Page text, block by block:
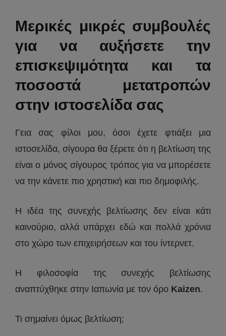
Μερικές μικρές συμβουλές
για να αυξήσετε την
επισκεψιμότητα και τα
ποσοστά μετατροπών
στην ιστοσελίδα σας
Γεια σας φίλοι μου, όσοι έχετε φτιάξει μια
ιστοσελίδα, σίγουρα θα ξέρετε ότι η βελτίωση της
είναι ο μόνος σίγουρος τρόπος για να μπορέσετε
να την κάνετε πιο χρηστική και πιο δημοφιλής.
Η ιδέα της συνεχής βελτίωσης δεν είναι κάτι
καινούριο, αλλά υπάρχει εδώ και πολλά χρόνια
στο χώρο των επιχειρήσεων και του ίντερνετ.
Η φιλοσοφία της συνεχής βελτίωσης
αναπτύχθηκε στην Ιαπωνία με τον όρο Kaizen.
Τι σημαίνει όμως βελτίωση;